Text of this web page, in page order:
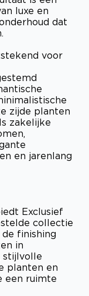
luxe en
dat
voor
zijde planten
zakelijke
en jarenlang
Exclusief
collectie
de finishing
in
stijlvolle
planten en
een ruimte